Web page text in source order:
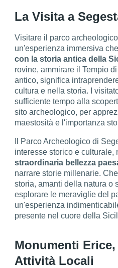
La Visita a
Visitare il parco
un'esperienza immersiva
con la storia antica della
rovine, ammirare il Tempio
antico, significa
cultura e nella storia. I
sufficiente tempo alla
sito archeologico, per
maestosità e l'importanza
Il Parco Archeologico di
interesse storico e culturale,
straordinaria bellezza
narrare storie millenarie.
storia, amanti della natura o
esplorare le meraviglie del
un'esperienza
presente nel cuore della
Monumenti
Attività Locali